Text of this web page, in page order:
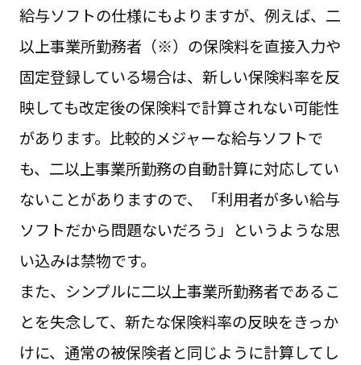
給与ソフトの仕様にもよりますが、例えば、二
以上事業所勤務者（※）の保険料を直接入力や
固定登録している場合は、新しい保険料率を反
映しても改定後の保険料で計算されない可能性
があります。比較的メジャーな給与ソフトで
も、二以上事業所勤務の自動計算に対応してい
ないことがありますので、「利用者が多い給与
ソフトだから問題ないだろう」というような思
い込みは禁物です。
また、シンプルに二以上事業所勤務者であるこ
とを失念して、新たな保険料率の反映をきっか
けに、通常の被保険者と同じように計算してし